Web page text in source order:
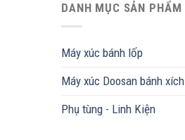
DANH MỤC SẢN PHẨM
Máy xúc bánh lốp
Máy xúc Doosan bánh xích
Phụ tùng - Linh Kiện